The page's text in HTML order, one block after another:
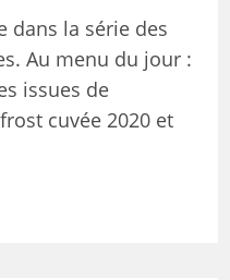
dans la série des
Au menu du jour :
issues de
cuvée 2020 et